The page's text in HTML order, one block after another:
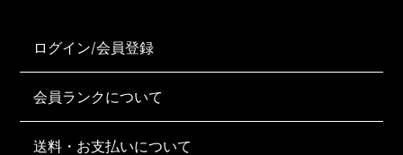
ログイン/会員登録
会員ランクについて
送料・お支払いについて